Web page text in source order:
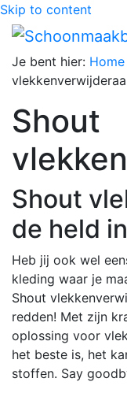
Skip to content
Je bent hier: Home
Shout
Shout
de held
Heb jij ook wel
kleding waar je
Shout
redden! Met zijn
oplossing voor
het beste is, het
stoffen. Say